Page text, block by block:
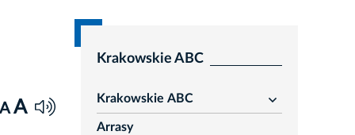
A
Krakowskie ABC
Krakowskie ABC
rozwiń
Arrasy